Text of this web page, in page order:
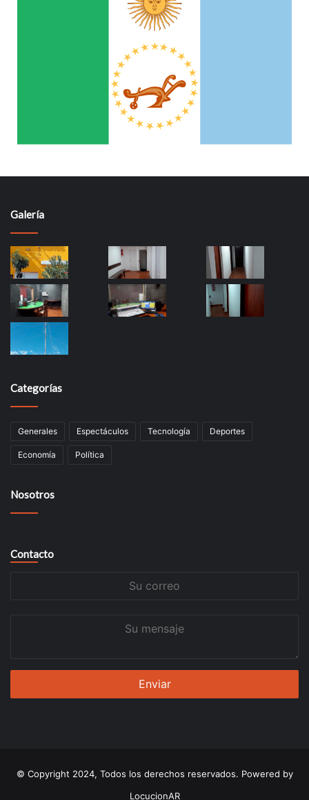
Galería
Categorías
Generales Espectáculos Tecnología Deportes
Economía Política
Nosotros
Contacto
© Copyright 2024, Todos los derechos reservados. Powered by
LocucionAR